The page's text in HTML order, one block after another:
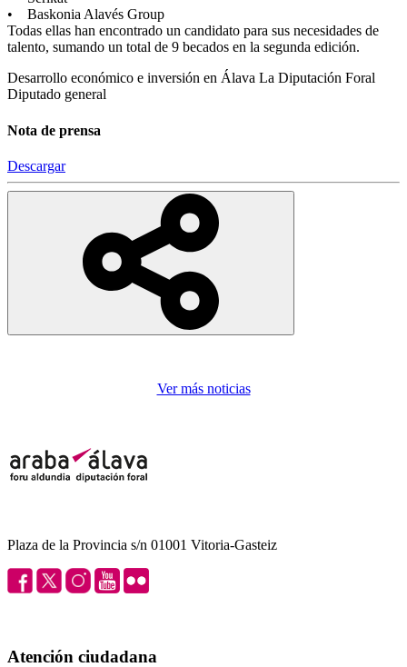
• Baskonia Alavés Group
Todas ellas han encontrado un candidato para sus necesidades de
talento, sumando un total de 9 becados en la segunda edición.
Desarrollo económico e inversión en Álava La Diputación Foral
Diputado general
Nota de prensa
Descargar
Ver más noticias
Plaza de la Provincia s/n 01001 Vitoria-Gasteiz
Atención ciudadana